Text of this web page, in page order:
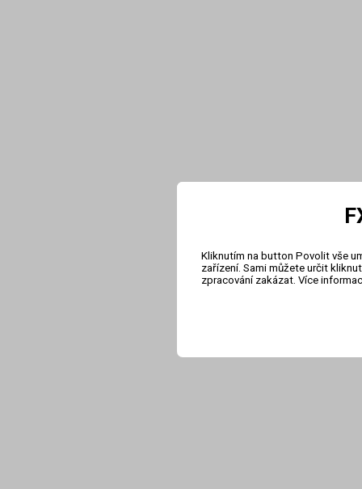
Kliknutím na button Povolit vše
zařízení. Sami můžete určit
zpracování zakázat. Více